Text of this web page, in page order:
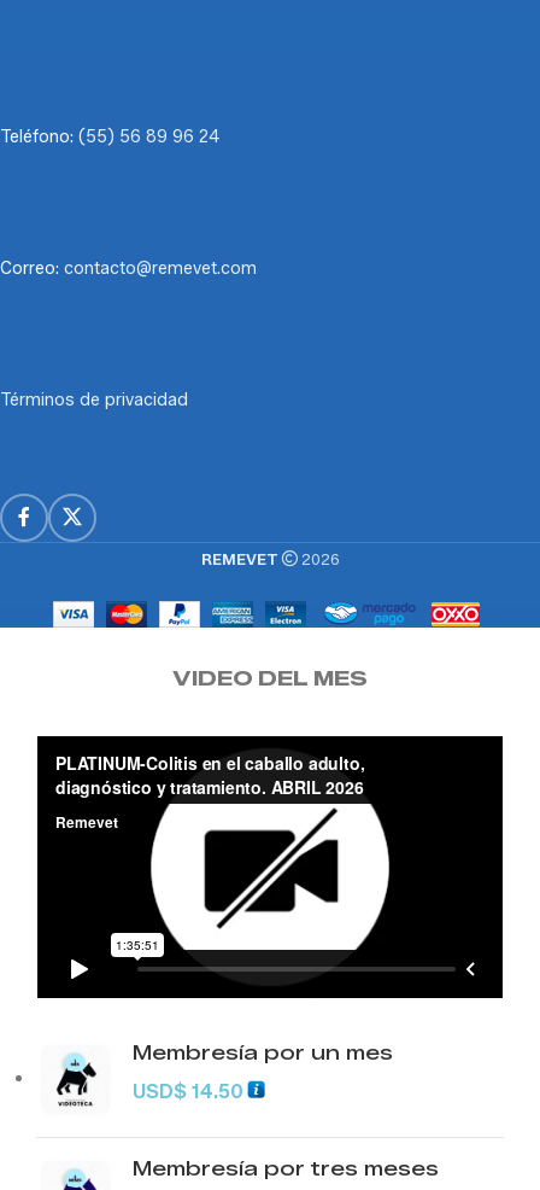
Teléfono: (55) 56 89 96 24
Correo: contacto@remevet.com
Términos de privacidad
REMEVET 2026
VIDEO DEL MES
Membresía por un mes
USD$ 14.50
Membresía por tres meses